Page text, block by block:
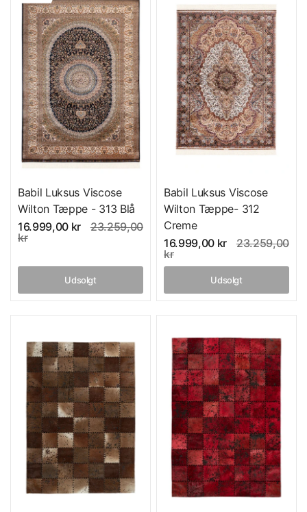
Babil Luksus Viscose
Wilton Tæppe - 313 Blå
16.999,00 kr
23.259,00
kr
Udsolgt
Babil Luksus Viscose
Wilton Tæppe- 312
Creme
16.999,00 kr
23.259,00
kr
Udsolgt